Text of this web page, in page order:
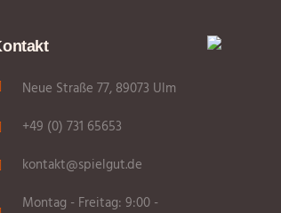
Neue Straße 77, 89073 Ulm
+49 (0) 731 65653
kontakt@spielgut.de
Montag - Freitag: 9:00 -